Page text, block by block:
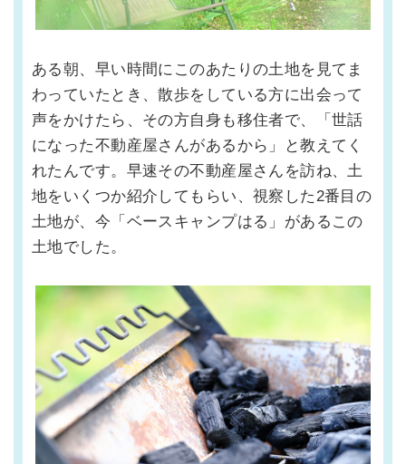
ある朝、早い時間にこのあたりの土地を見てま
わっていたとき、散歩をしている方に出会って
声をかけたら、その方自身も移住者で、「世話
になった不動産屋さんがあるから」と教えてく
れたんです。早速その不動産屋さんを訪ね、土
地をいくつか紹介してもらい、視察した2番目の
土地が、今「ベースキャンプはる」があるこの
土地でした。